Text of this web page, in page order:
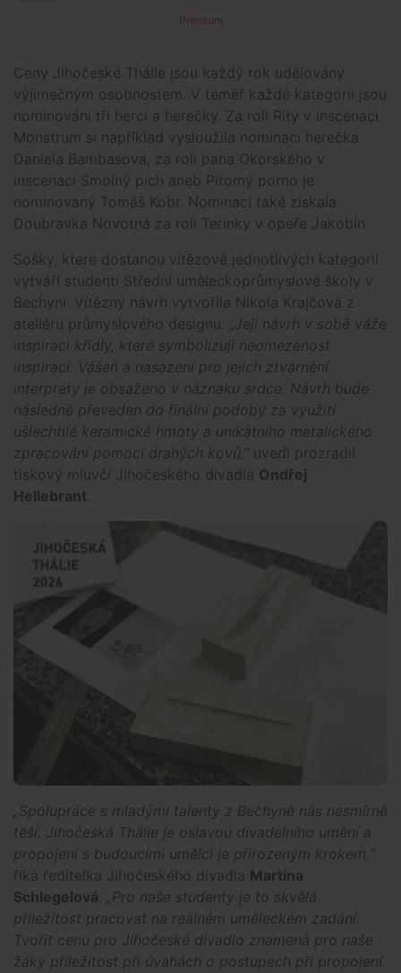
Premium
Ceny Jihočeské Thálie jsou každý rok udělovány
výjimečným osobnostem. V téměř každé kategorii jsou
nominováni tři herci a herečky. Za roli Rity v inscenaci
Monstrum si například vysloužila nominaci herečka
Daniela Bambasová, za roli pana Okorského v
inscenaci Smolný pich aneb Pitomý porno je
nominovaný Tomáš Kobr. Nominaci také získala
Doubravka Novotná za roli Terinky v opeře Jakobín.
Sošky, které dostanou vítězové jednotlivých kategorií
vytváří studenti Střední uměleckoprůmyslové školy v
Bechyni. Vítězný návrh vytvořila Nikola Krajčová z
ateliéru průmyslového designu.
„Její návrh v sobě váže
inspiraci křídly, které symbolizují neomezenost
inspirací. Vášeň a nasazení pro jejich ztvárnění
interprety je obsaženo v náznaku srdce. Návrh bude
následně převeden do finální podoby za využití
ušlechtilé keramické hmoty a unikátního metalického
zpracování pomocí drahých kovů,” uvedl prozradil
tiskový mluvčí Jihočeského divadla Ondřej
Hellebrant.
„Spolupráce s mladými talenty z Bechyně nás nesmírně
těší. Jihočeská Thálie je oslavou divadelního umění a
propojení s budoucími umělci je přirozeným krokem,“
říká ředitelka Jihočeského divadla Martina
Schlegelová.
„Pro naše studenty je to skvělá
příležitost pracovat na reálném uměleckém zadání.
Tvořit cenu pro Jihočeské divadlo znamená pro naše
žáky příležitost při úvahách o postupech při propojení